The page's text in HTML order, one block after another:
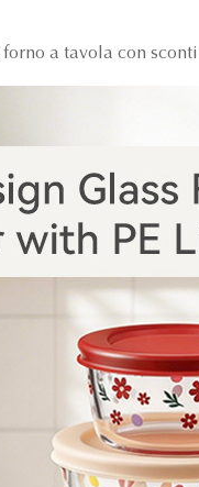
a tavola con